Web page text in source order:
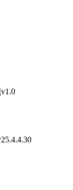
v1.0